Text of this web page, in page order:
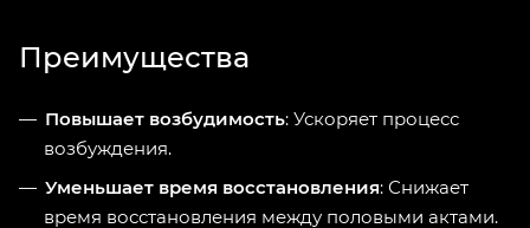
Преимущества
Повышает возбудимость: Ускоряет процесс
возбуждения.
Уменьшает время восстановления: Снижает
время восстановления между половыми актами.